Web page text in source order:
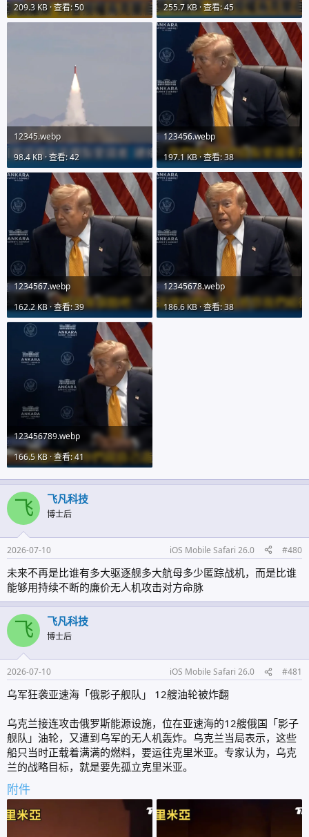
209.3 KB · 查看: 50
255.7 KB · 查看: 45
12345.webp
98.4 KB · 查看: 42
123456.webp
197.1 KB · 查看: 38
1234567.webp
162.2 KB · 查看: 39
12345678.webp
186.6 KB · 查看: 38
123456789.webp
166.5 KB · 查看: 41
飞 飞凡科技
博士后
2026-07-10 iOS Mobile Safari 26.0 #480
未来不再是比谁有多大驱逐舰多大航母多少匿踪战机，而是比谁
能够用持续不断的廉价无人机攻击对方命脉
飞 飞凡科技
博士后
2026-07-10 iOS Mobile Safari 26.0 #481
乌军狂袭亚速海「俄影子舰队」 12艘油轮被炸翻
乌克兰接连攻击俄罗斯能源设施，位在亚速海的12艘俄国「影子
舰队」油轮，又遭到乌军的无人机轰炸。乌克兰当局表示，这些
船只当时正载着满满的燃料，要运往克里米亚。专家认为，乌克
兰的战略目标，就是要先孤立克里米亚。
附件